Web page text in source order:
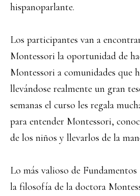
hispanoparlante.
Los participantes van a
Montessori la oportunidad de
Montessori a comunidades que
llevándose realmente un gran
semanas el curso les regala
para entender Montessori,
de los niños y llevarlos de la
Lo más valioso de
la filosofía de la doctora